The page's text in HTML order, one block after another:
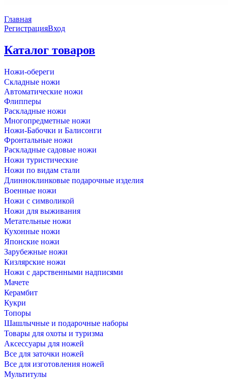
Главная
РегистрацияВход
Каталог товаров
Ножи-обереги
Складные ножи
Автоматические ножи
Флипперы
Раскладные ножи
Многопредметные ножи
Ножи-Бабочки и Балисонги
Фронтальные ножи
Раскладные садовые ножи
Ножи туристические
Ножи по видам стали
Длинноклинковые подарочные изделия
Военные ножи
Ножи с символикой
Ножи для выживания
Метательные ножи
Кухонные ножи
Японские ножи
Зарубежные ножи
Кизлярские ножи
Ножи с дарственными надписями
Мачете
Керамбит
Кукри
Топоры
Шашлычные и подарочные наборы
Товары для охоты и туризма
Аксессуары для ножей
Все для заточки ножей
Все для изготовления ножей
Мультитулы